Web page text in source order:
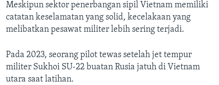
Meskipun sektor penerbangan sipil Vietnam memiliki
catatan keselamatan yang solid, kecelakaan yang
melibatkan pesawat militer lebih sering terjadi.
Pada 2023, seorang pilot tewas setelah jet tempur
militer Sukhoi SU-22 buatan Rusia jatuh di Vietnam
utara saat latihan.